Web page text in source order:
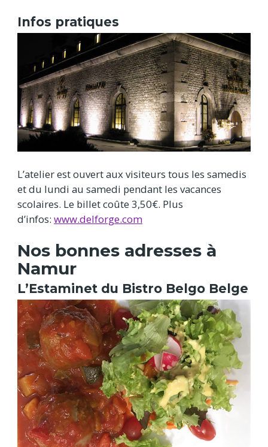
Infos pratiques
L’atelier est ouvert aux visiteurs tous les samedis
et du lundi au samedi pendant les vacances
scolaires. Le billet coûte 3,50€. Plus
d’infos: www.delforge.com
Nos bonnes adresses à
Namur
L’Estaminet du Bistro Belgo Belge